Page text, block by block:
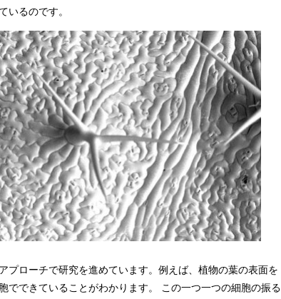
いるのです。
ローチで研究を進めています。例えば、植物の葉の表面を
できていることがわかります。 この一つ一つの細胞の振る